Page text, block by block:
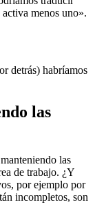
menos uno».
detrás) habríamos
las
las
de trabajo. ¿Y
por ejemplo por
incompletos, son